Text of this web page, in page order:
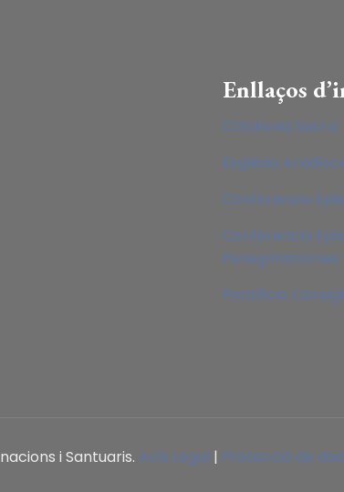
Enllaços
Catalonia Sacra
Església
Conferencia
Conferencia
Peregrinaciones
Pontificio
i Santuaris. Avís Legal | Protecció de